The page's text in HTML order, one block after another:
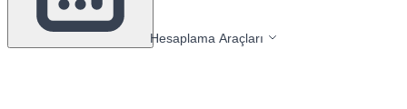
Hesaplama Araçları